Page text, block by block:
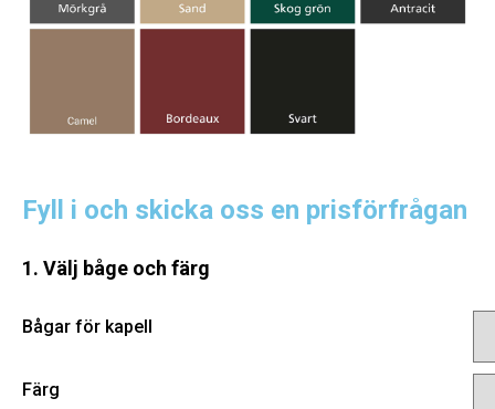
Fyll i och skicka oss en prisförfrågan
1. Välj båge och färg
Bågar för kapell
Färg